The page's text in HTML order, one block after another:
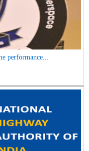
performance...